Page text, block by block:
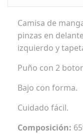
Camisa de
pinzas en
izquierdo y
Puño con 2
Bajo con forma.
Cuidado fácil.
Composición: